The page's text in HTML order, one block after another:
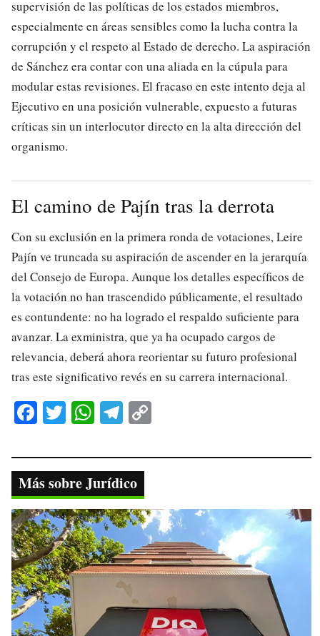
supervisión de las políticas de los estados miembros,
especialmente en áreas sensibles como la lucha contra la
corrupción y el respeto al Estado de derecho. La aspiración
de Sánchez era contar con una aliada en la cúpula para
modular estas revisiones. El fracaso en este intento deja al
Ejecutivo en una posición vulnerable, expuesto a futuras
críticas sin un interlocutor directo en la alta dirección del
organismo.
El camino de Pajín tras la derrota
Con su exclusión en la primera ronda de votaciones, Leire
Pajín ve truncada su aspiración de ascender en la jerarquía
del Consejo de Europa. Aunque los detalles específicos de
la votación no han trascendido públicamente, el resultado
es contundente: no ha logrado el respaldo suficiente para
avanzar. La exministra, que ya ha ocupado cargos de
relevancia, deberá ahora reorientar su futuro profesional
tras este significativo revés en su carrera internacional.
Fa
bo
ok
T
tte
r
W
ts
A
pp
Te
gr
a
m
y
nk
Más sobre Jurídico